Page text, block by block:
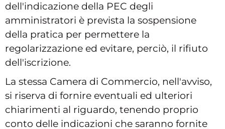
dell'indicazione della PEC degli
amministratori è prevista la sospensione
della pratica per permettere la
regolarizzazione ed evitare, perciò, il rifiuto
dell'iscrizione.
La stessa Camera di Commercio, nell'avviso,
si riserva di fornire eventuali ed ulteriori
chiarimenti al riguardo, tenendo proprio
conto delle indicazioni che saranno fornite